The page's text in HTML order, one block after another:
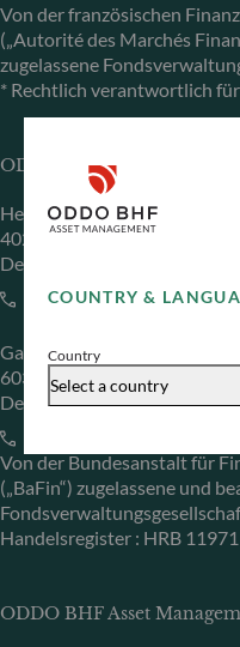
COUNTRY &
Country
Select a country
Von der französischen
(„Autorité des Marchés
zugelassene
* Rechtlich verantwortlich
ODDO BHF Asset
Herzogstraße 15
40217 Düsseldorf
Deutschland
+49 (0) 211 239 24 01
Gallusanlage 8
60329 Frankfurt am Main
Deutschland
Von der Bundesanstalt für
(„BaFin“) zugelassene und
Handelsregister : HRB
ODDO BHF Asset